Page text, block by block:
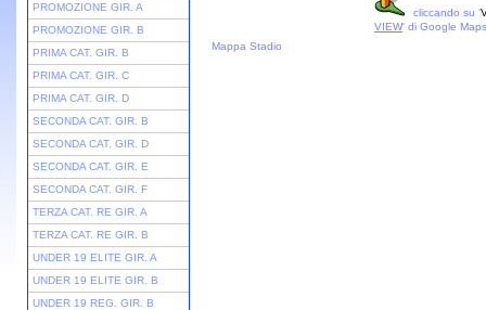
PROMOZIONE GIR. A
PROMOZIONE GIR. B
PRIMA CAT. GIR. B
PRIMA CAT. GIR. C
PRIMA CAT. GIR. D
SECONDA CAT. GIR. B
SECONDA CAT. GIR. D
SECONDA CAT. GIR. E
SECONDA CAT. GIR. F
TERZA CAT. RE GIR. A
TERZA CAT. RE GIR. B
UNDER 19 ELITE GIR. A
UNDER 19 ELITE GIR. B
UNDER 19 REG. GIR. B
cliccando su '
VIEW' di Google Maps
Mappa Stadio